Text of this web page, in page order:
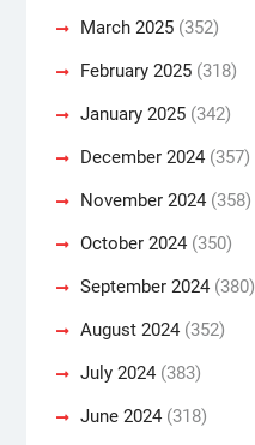
March 2025(352)
February 2025(318)
January 2025(342)
December 2024(357)
November 2024(358)
October 2024(350)
September 2024(380)
August 2024(352)
July 2024(383)
June 2024(318)